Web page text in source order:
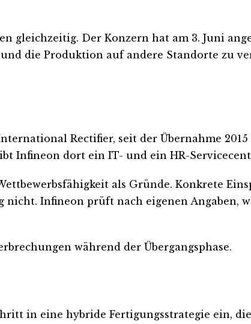
gleichzeitig. Der Konzern hat am 3. Juni
die Produktion auf andere Standorte zu
Rectifier, seit der Übernahme
Infineon dort ein IT- und ein HR-
als Gründe. Konkrete
Infineon prüft nach eigenen Angaben,
während der Übergangsphase.
in eine hybride Fertigungsstrategie ein,